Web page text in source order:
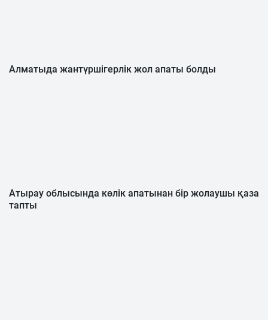
Алматыда жантүршігерлік жол апаты болды
Атырау облысында көлік апатынан бір жолаушы қаза
тапты